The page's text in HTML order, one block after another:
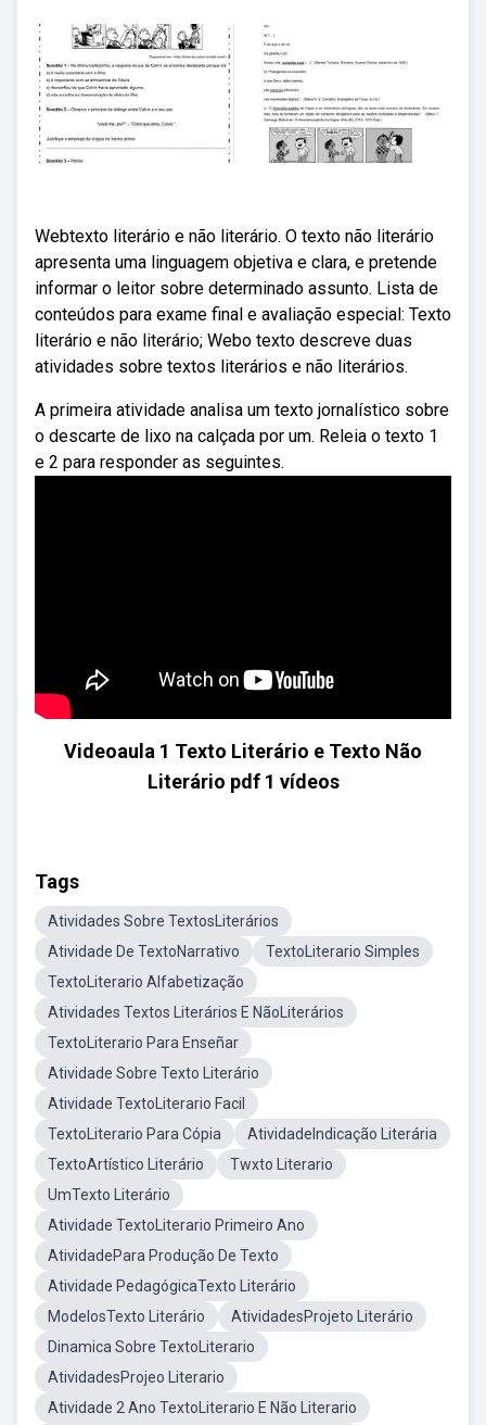
Webtexto literário e não literário. O texto não literário
apresenta uma linguagem objetiva e clara, e pretende
informar o leitor sobre determinado assunto. Lista de
conteúdos para exame final e avaliação especial: Texto
literário e não literário; Webo texto descreve duas
atividades sobre textos literários e não literários.
A primeira atividade analisa um texto jornalístico sobre
o descarte de lixo na calçada por um. Releia o texto 1
e 2 para responder as seguintes.
Videoaula 1 Texto Literário e Texto Não
Literário pdf 1 vídeos
Tags
Atividades Sobre TextosLiterários
Atividade De TextoNarrativo
TextoLiterario Simples
TextoLiterario Alfabetização
Atividades Textos Literários E NãoLiterários
TextoLiterario Para Enseñar
Atividade Sobre Texto Literário
Atividade TextoLiterario Facil
TextoLiterario Para Cópia
AtividadeIndicação Literária
TextoArtístico Literário
Twxto Literario
UmTexto Literário
Atividade TextoLiterario Primeiro Ano
AtividadePara Produção De Texto
Atividade PedagógicaTexto Literário
ModelosTexto Literário
AtividadesProjeto Literário
Dinamica Sobre TextoLiterario
AtividadesProjeo Literario
Atividade 2 Ano TextoLiterario E Não Literario